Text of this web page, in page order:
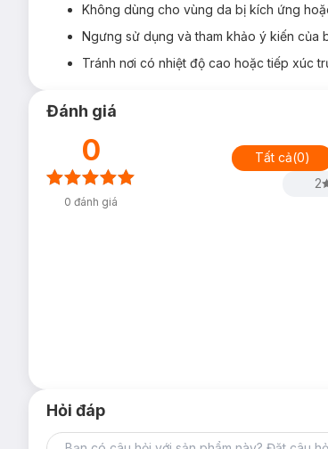
Bảo quản:
Bảo quản nơi khô ráo, thoáng mát, tránh
Tránh xa tầm tay trẻ em.
Thông số sản phẩm:
Xuất xứ thương hiệu:
Nhật Bản
Sản xuất tại:
Quy cách đóng gói:
Không dùng cho vùng da bị kích ứng
Ngưng sử dụng và tham khảo ý kiến của
Tránh nơi có nhiệt độ cao hoặc tiếp xúc
Đánh giá
0
0 đánh giá
Tất cả(0)
2
Hỏi đáp